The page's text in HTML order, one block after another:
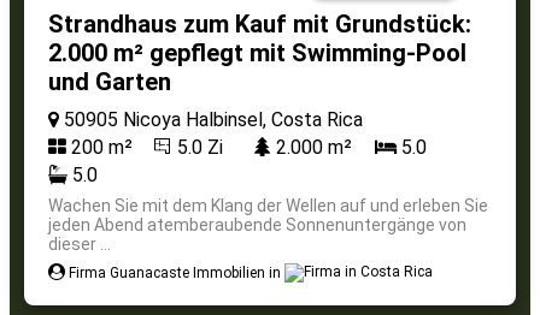
Strandhaus zum Kauf mit Grundstück:
2.000 m² gepflegt mit Swimming-Pool
und Garten
50905 Nicoya Halbinsel, Costa Rica
200 m²
5.0 Zi 2.000 m²
5.0
5.0
Wachen Sie mit dem Klang der Wellen auf und erleben Sie
jeden Abend atemberaubende Sonnenuntergänge von
dieser ...
Firma Guanacaste Immobilien in